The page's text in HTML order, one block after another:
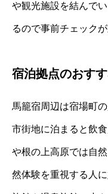
や観光施設を結んで
るので事前チェックが
宿泊拠点のおす
馬籠宿周辺は宿場町
市街地に泊まると飲
や根の上高原では自
然体験を重視する人